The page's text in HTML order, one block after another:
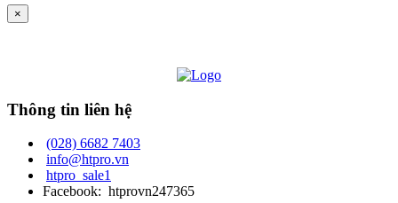
×
Thông tin liên hệ
(028) 6682 7403
info@htpro.vn
htpro_sale1
Facebook: htprovn247365